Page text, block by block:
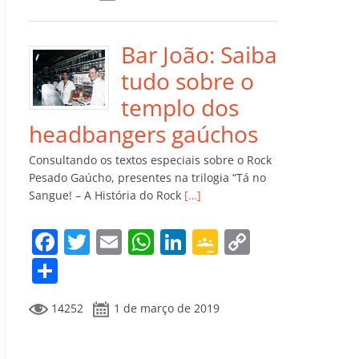
b
o
o
k
A
p
p
dI
n
e
Cl
a
ss
ro
o
m
Li
n
k
p
ar
til
h
ar
Bar João: Saiba
tudo sobre o
templo dos
headbangers gaúchos
Consultando os textos especiais sobre o Rock
Pesado Gaúcho, presentes na trilogia “Tá no
Sangue! – A História do Rock […]
F
e
T
itt
er
E
l
W
s
Li
e
G
gl
o
m
14252 1 de março de 2019